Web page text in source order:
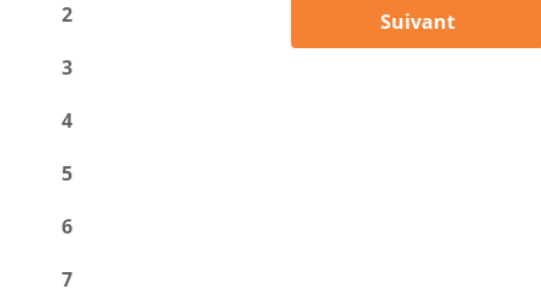
2
3
4
5
6
7
Suivant